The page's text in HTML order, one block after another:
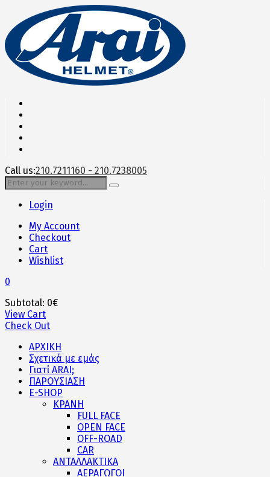
Call us:210.7211160 - 210.7238005
Login
My Account
Checkout
Cart
Wishlist
0
Subtotal: 0€
View Cart
Check Out
ΑΡΧΙΚΗ
Σχετικά με εμάς
Γιατί ARAI;
ΠΑΡΟΥΣΙΑΣΗ
E-SHOP
ΚΡΑΝΗ
FULL FACE
OPEN FACE
OFF-ROAD
CAR
ΑΝΤΑΛΛΑΚΤΙΚΑ
ΑΕΡΑΓΩΓΟΙ